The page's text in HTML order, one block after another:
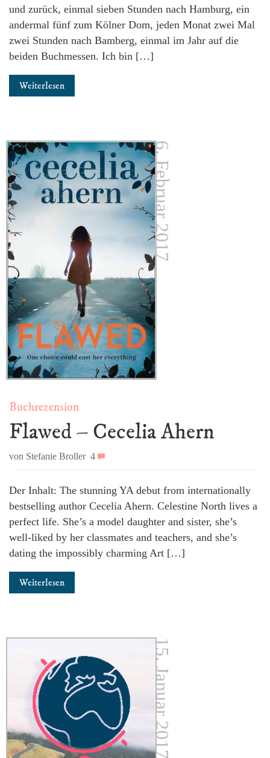
und zurück, einmal sieben Stunden nach Hamburg, ein
andermal fünf zum Kölner Dom, jeden Monat zwei Mal
zwei Stunden nach Bamberg, einmal im Jahr auf die
beiden Buchmessen. Ich bin […]
Weiterlesen
6. Februar 2017
Buchrezension
Flawed – Cecelia Ahern
von Stefanie Broller 4
Der Inhalt: The stunning YA debut from internationally
bestselling author Cecelia Ahern. Celestine North lives a
perfect life. She’s a model daughter and sister, she’s
well-liked by her classmates and teachers, and she’s
dating the impossibly charming Art […]
Weiterlesen
15. Januar 2017